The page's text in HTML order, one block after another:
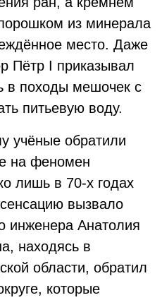
из минерала
место. Даже
Пётр I приказывал
в походы мешочек с
питьевую воду.
учёные обратили
на феномен
лишь в 70-х годах
вызвало
инженера Анатолия
находясь в
области, обратил
которые